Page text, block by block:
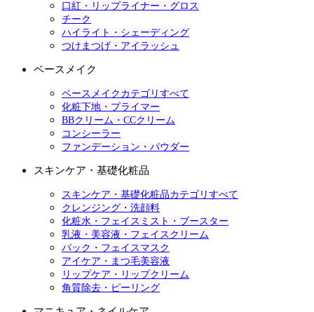
口紅・リップライナー・グロス
チーク
ハイライト・シェーディング
つけまつげ・アイラッシュ
ベースメイク
ベースメイクカテゴリすべて
化粧下地・プライマー
BBクリーム・CCクリーム
コンシーラー
ファンデーション・パウダー
スキンケア・基礎化粧品
スキンケア・基礎化粧品カテゴリすべて
クレンジング・洗顔料
化粧水・フェイスミスト・ブースター
乳液・美容液・フェイスクリーム
パック・フェイスマスク
アイケア・まつ毛美容液
リップケア・リップクリーム
角質除去・ピーリング